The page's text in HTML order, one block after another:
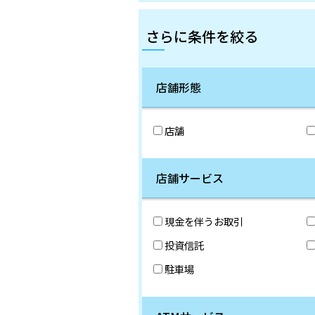
さらに条件を絞る
店舗形態
店舗
店舗サービス
現金を伴うお取引
投資信託
駐車場